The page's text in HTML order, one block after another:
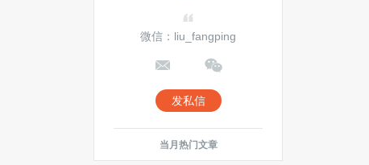
微信：liu_fangping
发私信
当月热门文章